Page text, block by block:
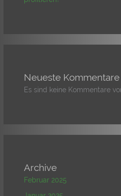
Neueste Kommentare
Es sind keine Kommentare
Archive
Februar 2025